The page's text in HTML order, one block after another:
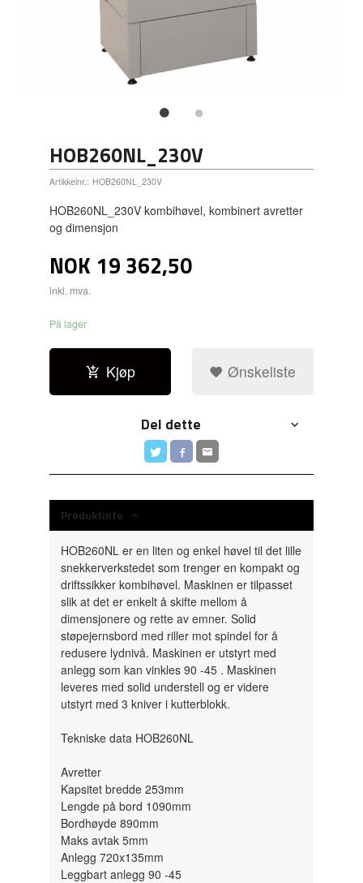
HOB260NL_230V
Artikkelnr.: HOB260NL_230V
HOB260NL_230V kombihøvel, kombinert avretter
og dimensjon
NOK 19 362,50
inkl. mva.
På lager
Kjøp Ønskeliste
Del dette
Produktinfo
HOB260NL er en liten og enkel høvel til det lille
snekkerverkstedet som trenger en kompakt og
driftssikker kombihøvel. Maskinen er tilpasset
slik at det er enkelt å skifte mellom å
dimensjonere og rette av emner. Solid
støpejernsbord med riller mot spindel for å
redusere lydnivå. Maskinen er utstyrt med
anlegg som kan vinkles 90 -45 . Maskinen
leveres med solid understell og er videre
utstyrt med 3 kniver i kutterblokk.
Tekniske data HOB260NL
Avretter
Kapsitet bredde 253mm
Lengde på bord 1090mm
Bordhøyde 890mm
Maks avtak 5mm
Anlegg 720x135mm
Leggbart anlegg 90 -45